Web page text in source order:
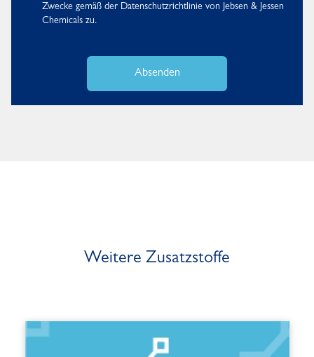
Zwecke gemäß der Datenschutzrichtlinie von Jebsen & Jessen
Chemicals zu.
Absenden
Weitere Zusatzstoffe